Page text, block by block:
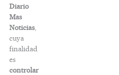
Diario
Mas
Noticias,
cuya
finalidad
es
controlar